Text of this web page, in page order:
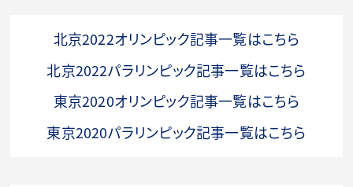
北京2022オリンピック記事一覧はこちら
北京2022パラリンピック記事一覧はこちら
東京2020オリンピック記事一覧はこちら
東京2020パラリンピック記事一覧はこちら